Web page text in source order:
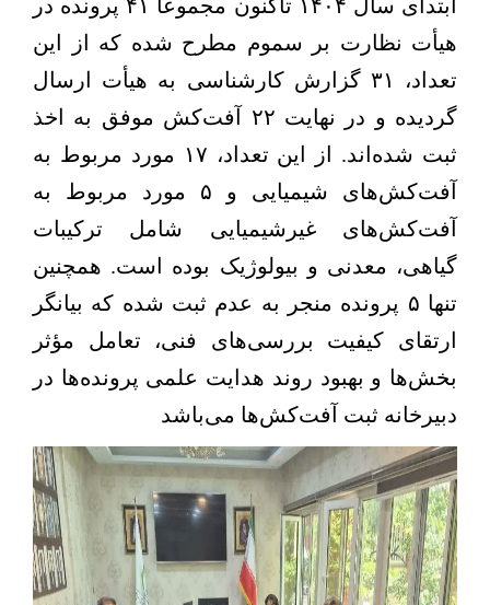
ابتدای سال ۱۴۰۴ تاکنون مجموعاً ۴۱ پرونده در
هیأت نظارت بر سموم مطرح شده که از این
تعداد،
۳۱ گزارش کارشناسی به هیأت ارسال
گردیده و در نهایت ۲۲ آفت‌کش موفق به اخذ
ثبت شده‌اند. از این تعداد، ۱۷ مورد مربوط به
آفت‌کش‌های شیمیایی و ۵ مورد مربوط به
آفت‌کش‌های غیرشیمیایی شامل ترکیبات
گیاهی، معدنی و بیولوژیک بوده است. همچنین
تنها ۵ پرونده منجر به عدم ثبت شده که بیانگر
ارتقای کیفیت بررسی‌های فنی، تعامل مؤثر
بخش‌ها و بهبود روند هدایت علمی پرونده‌ها در
دبیرخانه ثبت آفت‌کش‌ها می‌باشد